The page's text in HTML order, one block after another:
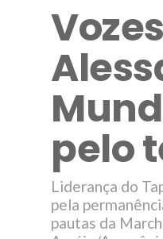
pelo
Liderança do
pela
pautas da